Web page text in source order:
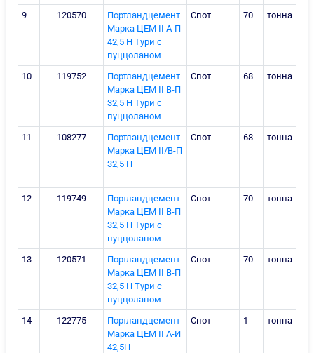
9 120570
Портландцемент
Марка ЦЕМ II А-П
42,5 Н Тури c
пуццоланом
Спот 70 тонна
10 119752
Портландцемент
Марка ЦЕМ II В-П
32,5 Н Тури c
пуццоланом
Спот 68 тонна
11 108277
Портландцемент
Марка ЦЕМ II/В-П
32,5 Н
Спот 68 тонна
12 119749
Портландцемент
Марка ЦЕМ II В-П
32,5 Н Тури c
пуццоланом
Спот 70 тонна
13 120571
Портландцемент
Марка ЦЕМ II В-П
32,5 Н Тури c
пуццоланом
Спот 70 тонна
14 122775
Портландцемент
Марка ЦЕМ II А-И
42,5Н
Спот 1 тонна